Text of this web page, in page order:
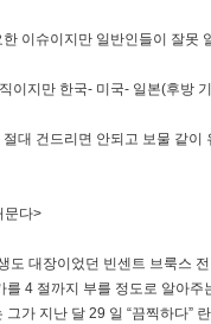
이슈이지만 일반인들이 잘못
이지만 한국- 미국- 일본(후방
대 건드리면 안되고 보물 같이
문다>
도 대장이었던 빈센트 브룩스
를 4 절까지 부를 정도로 알아주
가 지난 달 29 일 “끔찍하다”